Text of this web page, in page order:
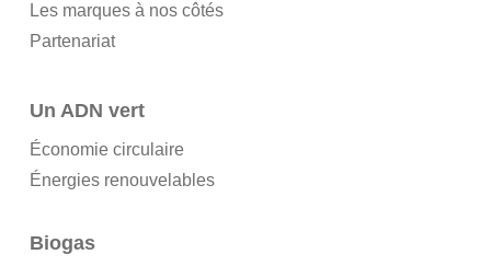
Les marques à nos côtés
Partenariat
Un ADN vert
Économie circulaire
Énergies renouvelables
Biogas